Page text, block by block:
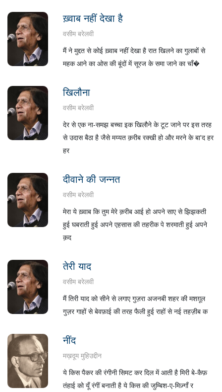
ख़्वाब नहीं देखा है
वसीम बरेलवी
मैं ने मुद्दत से कोई ख़्वाब नहीं देखा है रात खिलने का गुलाबों से
महक आने का ओस की बूंदों में सूरज के समा जाने का चाँ�
खिलौना
वसीम बरेलवी
देर से एक ना-समझ बच्चा इक खिलौने के टूट जाने पर इस तरह
से उदास बैठा है जैसे मय्यत क़रीब रक्खी हो और मरने के बा'द हर
हर
दीवाने की जन्नत
वसीम बरेलवी
मेरा ये ख़्वाब कि तुम मेरे क़रीब आई हो अपने साए से झिझकती
हुई घबराती हुई अपने एहसास की तहरीक पे शरमाती हुई अपने
क़द
तेरी याद
वसीम बरेलवी
मैं तिरी याद को सीने से लगाए गुज़रा अजनबी शहर की मशग़ूल
गुज़र गाहों से बेवफ़ाई की तरह फैली हुई राहों से नई तहज़ीब क
नींद
मख़दूम मुहिउद्दीन
ये किस पैकर की रंगीनी सिमट कर दिल में आती है मिरी बे-कैफ़
तंहाई को यूँ रंगीं बनाती है ये किस की जुम्बिश-ए-मिज़्गाँ र